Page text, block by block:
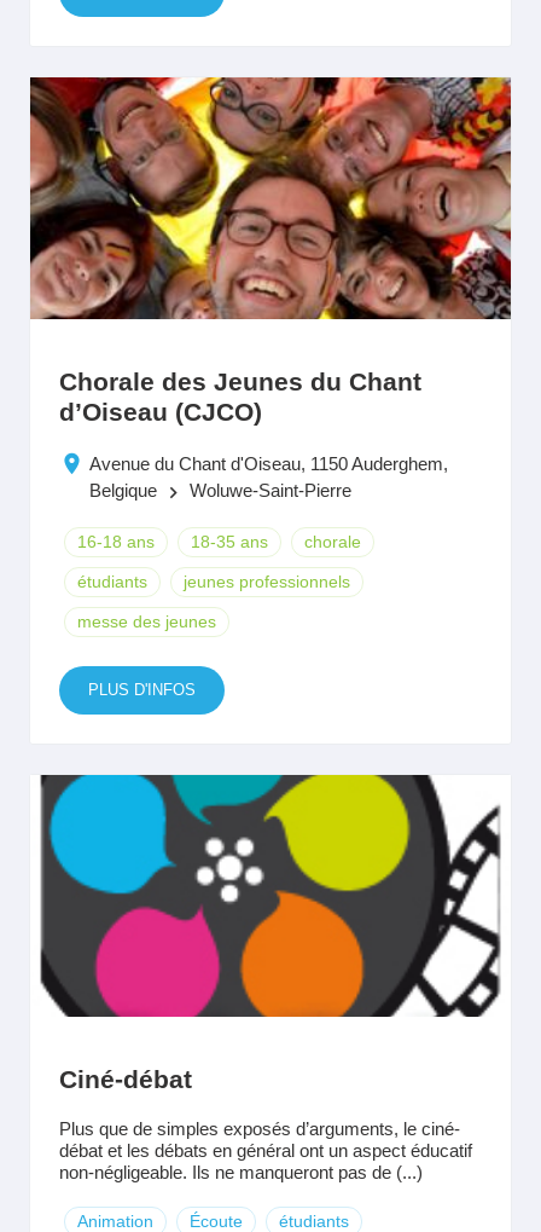
Chorale des Jeunes du Chant
d’Oiseau (CJCO)
Avenue du Chant d'Oiseau, 1150 Auderghem,
Belgique
keyboard_arrow_right Woluwe-Saint-Pierre
16-18 ans 18-35 ans chorale
étudiants jeunes professionnels
messe des jeunes
PLUS D'INFOS
Ciné-débat
Plus que de simples exposés d’arguments, le ciné-
débat et les débats en général ont un aspect éducatif
non-négligeable. Ils ne manqueront pas de (...)
Animation Écoute étudiants